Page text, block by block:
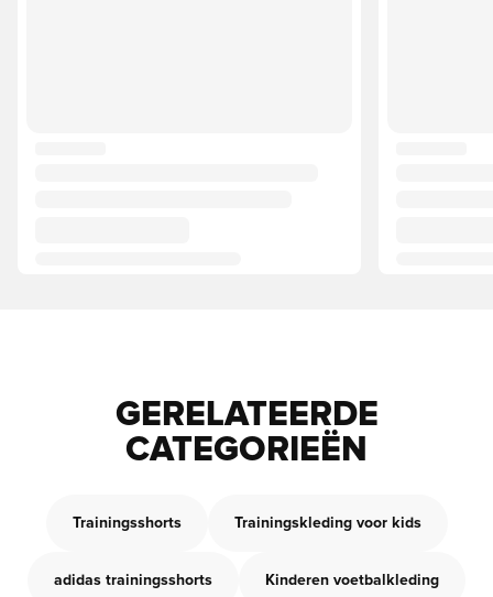
GERELATEERDE
CATEGORIEËN
Trainingsshorts Trainingskleding voor kids
adidas trainingsshorts Kinderen voetbalkleding